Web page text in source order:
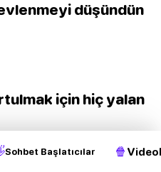
düşündün
için hiç yalan
Sohbet Başlatıcılar 🍿